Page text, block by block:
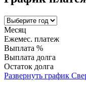
Месяц
Ежемес. платеж
Выплата %
Выплата долга
Остаток долга
Развернуть график